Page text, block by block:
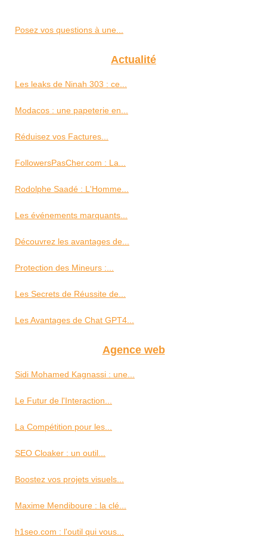
Posez vos questions à une...
Actualité
Les leaks de Ninah 303 : ce...
Modacos : une papeterie en...
Réduisez vos Factures...
FollowersPasCher.com : La...
Rodolphe Saadé : L'Homme...
Les événements marquants...
Découvrez les avantages de...
Protection des Mineurs :...
Les Secrets de Réussite de...
Les Avantages de Chat GPT4...
Agence web
Sidi Mohamed Kagnassi : une...
Le Futur de l'Interaction...
La Compétition pour les...
SEO Cloaker : un outil...
Boostez vos projets visuels...
Maxime Mendiboure : la clé...
h1seo.com : l'outil qui vous...